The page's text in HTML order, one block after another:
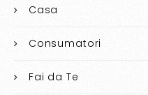
Casa
Consumatori
Fai da Te